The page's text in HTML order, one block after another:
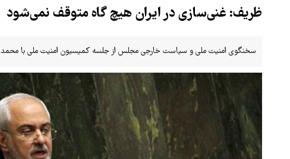
ظریف: غنی‌سازی در ایران هیچ گاه متوقف نمی‌شود
سخنگوی امنیت ملی و سیاست خارجی مجلس از جلسه کمیسیون امنیت ملی با محمد